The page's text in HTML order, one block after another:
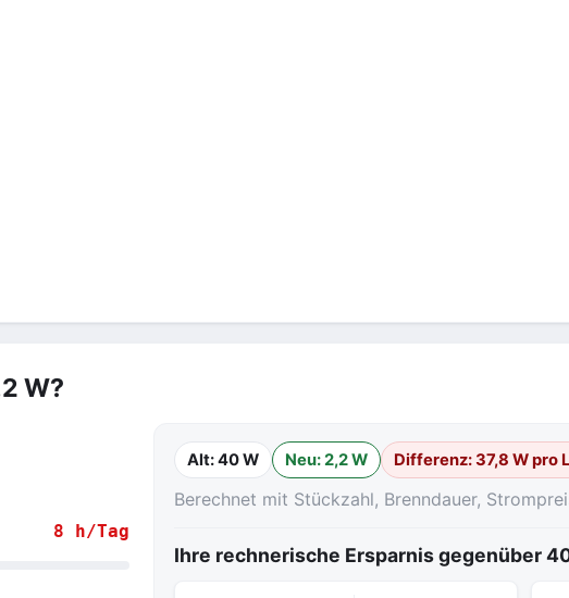
W?
8 h/Tag
Alt: 40 W Neu: 2,2 W Differenz: 37,8 W pro
Berechnet mit Stückzahl, Brenndauer,
Ihre rechnerische Ersparnis gegenüber